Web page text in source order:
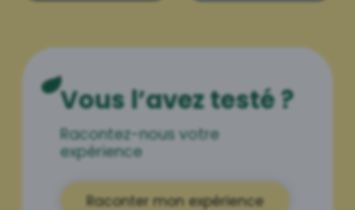
Vous l’avez testé ?
Racontez-nous votre
expérience
Raconter mon expérience